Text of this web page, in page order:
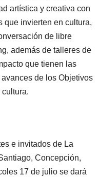
artística y creativa con
que invierten en cultura,
de libre
además de talleres de
que tienen las
de los Objetivos
e invitados de La
Concepción,
17 de julio se dará